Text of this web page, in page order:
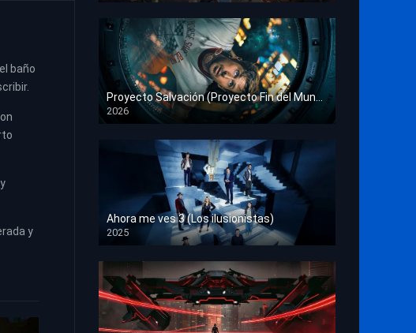
baño
y
Proyecto Salvación (Proyecto Fin del Mundo)
2026
HD 1080p
Ahora me ves 3 (Los ilusionistas)
2025
HD 1080p